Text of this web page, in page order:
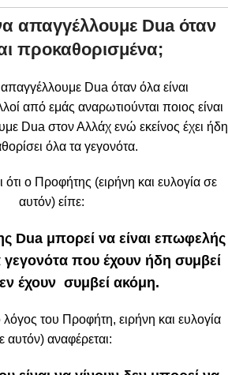
απαγγέλλουμε Dua όταν
προκαθορισμένα;
απαγγέλλουμε Dua όταν όλα είναι
από εμάς αναρωτιούνται ποιος είναι
Dua στον Αλλάχ ενώ εκείνος έχει ήδη
όλα τα γεγονότα.
ο Προφήτης (ειρήνη και ευλογία σε
αυτόν) είπε:
Dua μπορεί να είναι επωφελής
που έχουν ήδη συμβεί
έχουν συμβεί ακόμη.
του Προφήτη, ειρήνη και ευλογία
αυτόν) αναφέρεται: